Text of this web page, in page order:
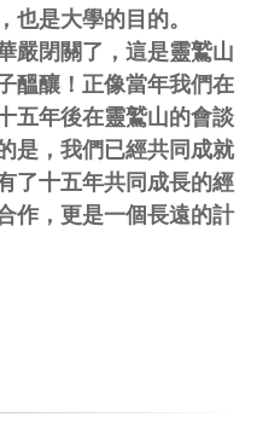
也是大學的目的。
嚴閉關了，這是靈鷲山
醞釀！正像當年我們在
五年後在靈鷲山的會談
是，我們已經共同成就
了十五年共同成長的經
作，更是一個長遠的計